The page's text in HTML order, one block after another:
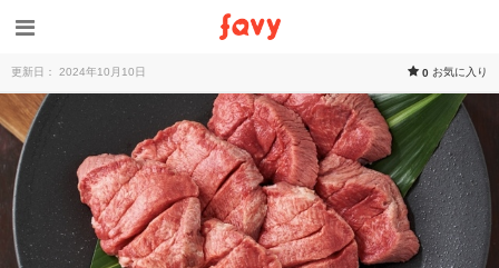
更新日： 2024年10月10日 0 お気に入り